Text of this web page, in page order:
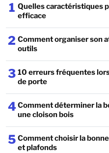
1 Quelles caractéristiques
efficace
2 Comment organiser son
outils
3 10 erreurs fréquentes
de porte
4Comment déterminer la
une cloison bois
5 Comment choisir la
et plafonds